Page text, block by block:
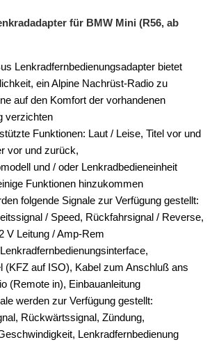
für BMW Mini (R56, ab
Lenkradfernbedienungsadapter bietet
ein Alpine Nachrüst-Radio zu
auf den Komfort der vorhandenen
verzichten
Funktionen: Laut / Leise, Titel vor und
vor und zurück,
und / oder Lenkradbedieneinheit
Funktionen hinzukommen
folgende Signale zur Verfügung gestellt:
/ Speed, Rückfahrsignal / Reverse,
V Leitung / Amp-Rem
(KFZ auf ISO), Kabel zum Anschluß ans
(Remote in), Einbauanleitung
werden zur Verfügung gestellt:
Rückwärtssignal, Zündung,
Lenkradfernbedienung